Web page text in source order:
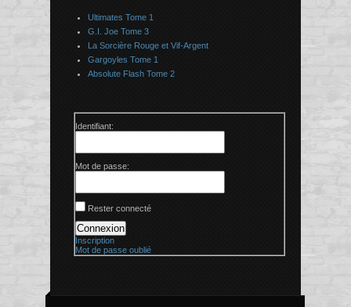
Ultimates Tome 1
G.I. Joe Tome 3
La Sorcière Rouge et Vif-Argent
Gargoyles Tome 1
Absolute Flash Tome 2
Identifiant:
Mot de passe:
Rester connecté
Connexion
Inscription
Mot de passe oublié